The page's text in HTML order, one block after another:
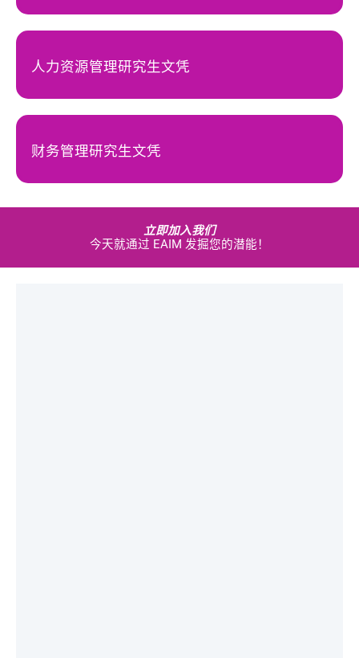
人力资源管理研究生文凭
财务管理研究生文凭
立即加入我们
今天就通过 EAIM 发掘您的潜能！